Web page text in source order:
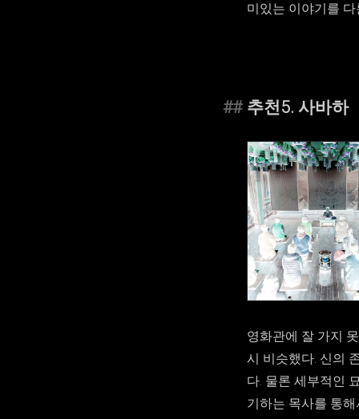
미있는 이야기를
추천5. 사바하
영화관에 잘 가지
시 비슷했다. 신의
다. 물론 세부적인
기하는 목사를 통